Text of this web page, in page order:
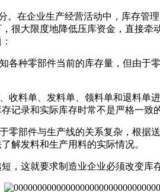
在企业生产经营活动中，库存管
很大限度地降低压库资金，直接
种零部件当前的库存量，但由于
料单、发料单、领料单和退料单
记录和实际库存时常不是严格一致
部件与生产线的关系复杂，根据
解发料和生产用料的实际情况。
这就要求制造业企业必须改变库存